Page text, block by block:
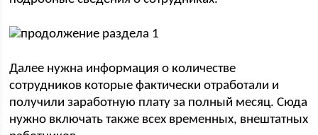
Далее нужна информация о количестве
сотрудников которые фактически отработали и
получили заработную плату за полный месяц. Сюда
нужно включать также всех временных, внештатных